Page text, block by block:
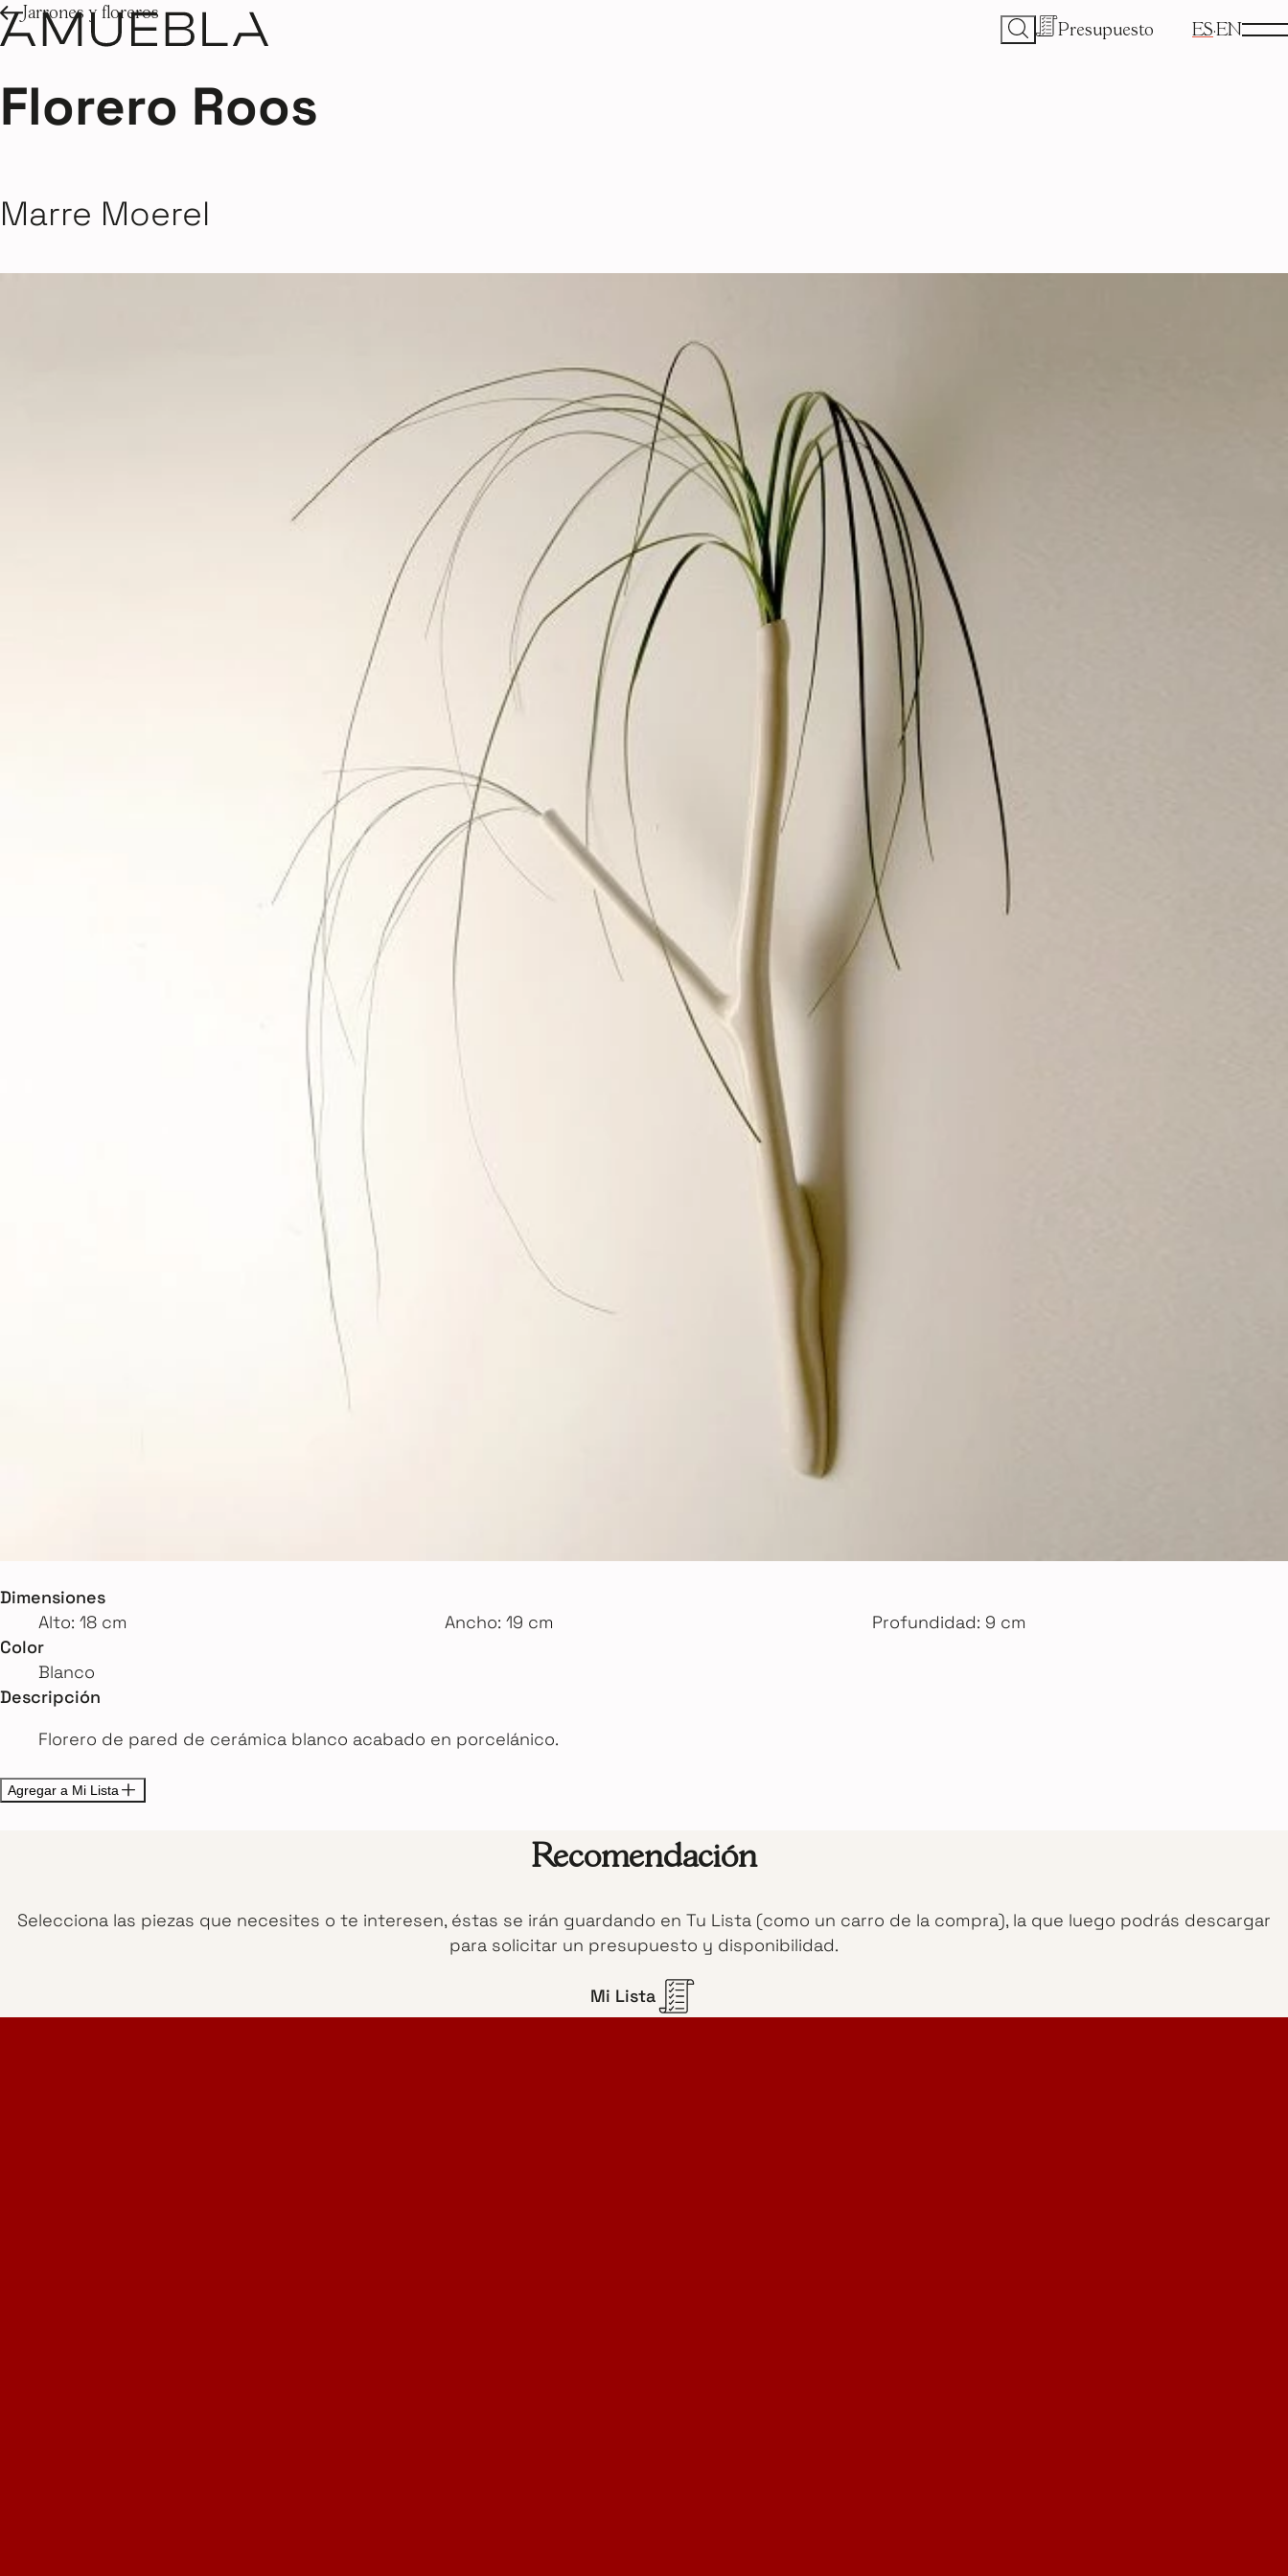
Presupuesto ES EN
Jarrones y floreros
Florero Roos
Marre Moerel
Dimensiones
Alto: 18 cm
Ancho: 19 cm
Profundidad: 9 cm
Color
Blanco
Descripción
Florero de pared de cerámica blanco acabado en porcelánico.
Agregar a Mi Lista
Recomendación
Selecciona las piezas que necesites o te interesen, éstas se irán guardando en Tu Lista (como un carro de la compra), la que luego podrás descargar
para solicitar un presupuesto y disponibilidad.
Mi Lista